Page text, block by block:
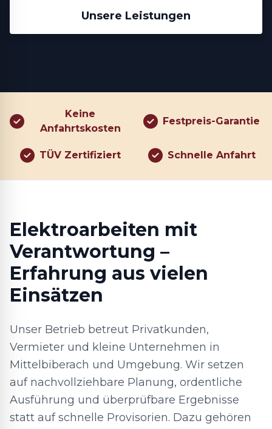
Unsere Leistungen
Keine
Anfahrtskosten
Festpreis-Garantie
TÜV Zertifiziert Schnelle Anfahrt
Elektroarbeiten mit
Verantwortung –
Erfahrung aus vielen
Einsätzen
Unser Betrieb betreut Privatkunden,
Vermieter und kleine Unternehmen in
Mittelbiberach und Umgebung. Wir setzen
auf nachvollziehbare Planung, ordentliche
Ausführung und überprüfbare Ergebnisse
statt auf schnelle Provisorien. Dazu gehören